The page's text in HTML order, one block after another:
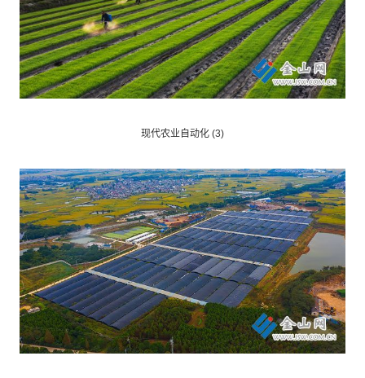
现代农业自动化 (3)